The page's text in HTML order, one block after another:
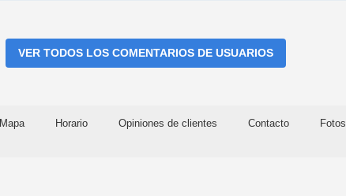
VER TODOS LOS COMENTARIOS DE USUARIOS
Mapa Horario Opiniones de clientes Contacto Fotos